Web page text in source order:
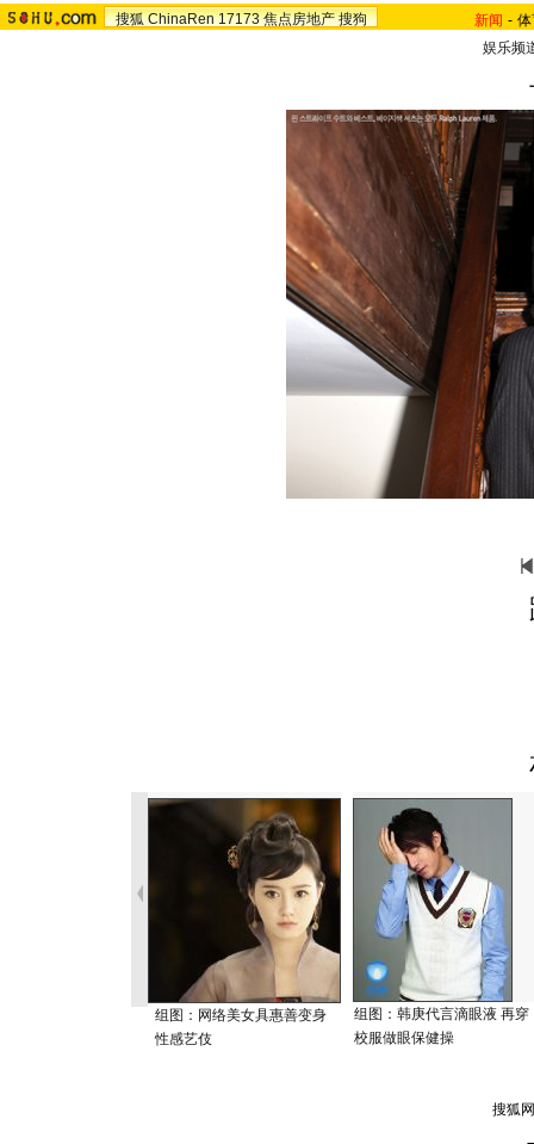
搜狐 ChinaRen 17173 焦点房地产 搜狗 新闻 -
娱乐频
组图：网络美女具惠善变身
性感艺伎
组图：韩庚代言滴眼液 再穿
校服做眼保健操